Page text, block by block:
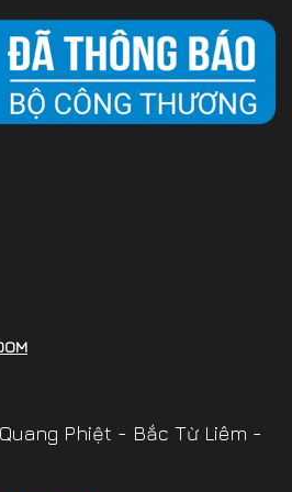
Phiệt - Bắc Từ Liêm -